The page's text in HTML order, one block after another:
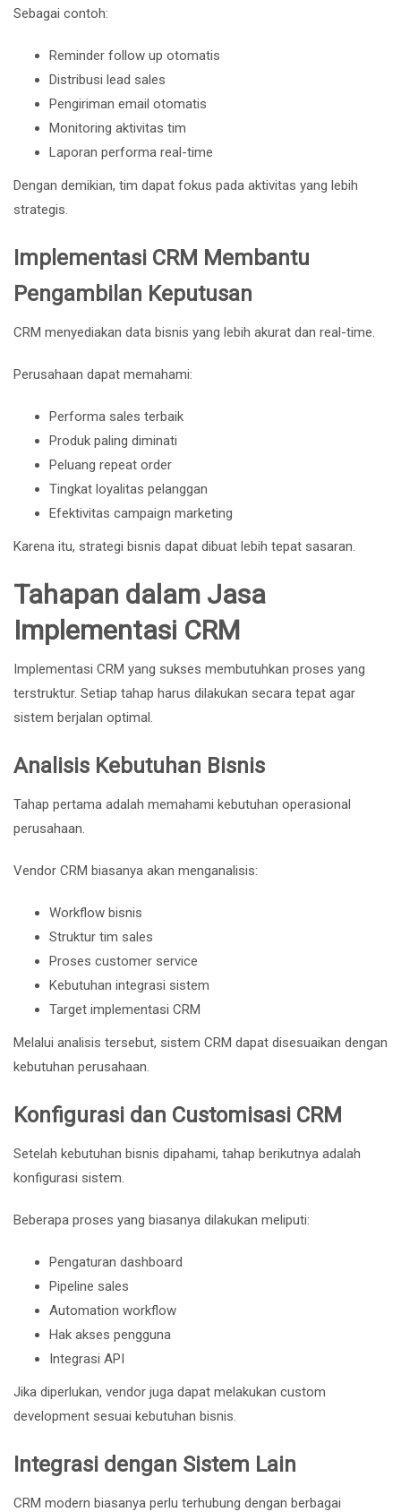
Sebagai contoh:
Reminder follow up otomatis
Distribusi lead sales
Pengiriman email otomatis
Monitoring aktivitas tim
Laporan performa real-time
Dengan demikian, tim dapat fokus pada aktivitas yang lebih
strategis.
Implementasi CRM Membantu
Pengambilan Keputusan
CRM menyediakan data bisnis yang lebih akurat dan real-time.
Perusahaan dapat memahami:
Performa sales terbaik
Produk paling diminati
Peluang repeat order
Tingkat loyalitas pelanggan
Efektivitas campaign marketing
Karena itu, strategi bisnis dapat dibuat lebih tepat sasaran.
Tahapan dalam Jasa
Implementasi CRM
Implementasi CRM yang sukses membutuhkan proses yang
terstruktur. Setiap tahap harus dilakukan secara tepat agar
sistem berjalan optimal.
Analisis Kebutuhan Bisnis
Tahap pertama adalah memahami kebutuhan operasional
perusahaan.
Vendor CRM biasanya akan menganalisis:
Workflow bisnis
Struktur tim sales
Proses customer service
Kebutuhan integrasi sistem
Target implementasi CRM
Melalui analisis tersebut, sistem CRM dapat disesuaikan dengan
kebutuhan perusahaan.
Konfigurasi dan Customisasi CRM
Setelah kebutuhan bisnis dipahami, tahap berikutnya adalah
konfigurasi sistem.
Beberapa proses yang biasanya dilakukan meliputi:
Pengaturan dashboard
Pipeline sales
Automation workflow
Hak akses pengguna
Integrasi API
Jika diperlukan, vendor juga dapat melakukan custom
development sesuai kebutuhan bisnis.
Integrasi dengan Sistem Lain
CRM modern biasanya perlu terhubung dengan berbagai